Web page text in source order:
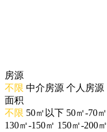
房源
不限 中介房源 个人房源
面积
不限 50㎡以下 50㎡-70㎡
130㎡-150㎡ 150㎡-200㎡